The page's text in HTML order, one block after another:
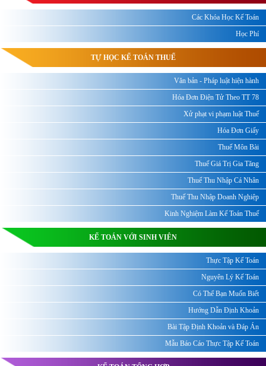
Các Khóa Học Kế Toán
Học Phí
TỰ HỌC KẾ TOÁN THUẾ
Văn bản - Pháp luật hiện hành
Hóa Đơn Điện Tử Theo TT 78
Xử phạt vi phạm luật Thuế
Hóa Đơn Giấy
Thuế Môn Bài
Thuế Giá Trị Gia Tăng
Thuế Thu Nhập Cá Nhân
Thuế Thu Nhập Doanh Nghiệp
Kinh Nghiệm Làm Kế Toán Thuế
KẾ TOÁN VỚI SINH VIÊN
Thực Tập Kế Toán
Nguyên Lý Kế Toán
Có Thể Bạn Muốn Biết
Hướng Dẫn Định Khoản
Bài Tập Định Khoản và Đáp Án
Mẫu Báo Cáo Thực Tập Kế Toán